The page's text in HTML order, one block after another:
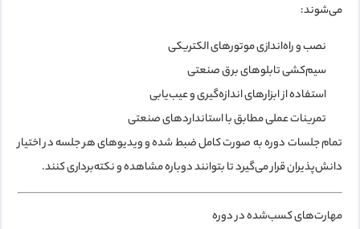
می‌شوند:
نصب و راه‌اندازی موتورهای الکتریکی
سیم‌کشی تابلوهای برق صنعتی
استفاده از ابزارهای اندازه‌گیری و عیب‌یابی
تمرینات عملی مطابق با استانداردهای صنعتی
تمام جلسات دوره به صورت کاملضبط شدهو ویدیوهای هر جلسه در اختیار
دانش‌پذیران قرار می‌گیرد تا بتوانند دوباره مشاهده و نکته‌برداری کنند.
مهارت‌های کسب‌شده در دوره